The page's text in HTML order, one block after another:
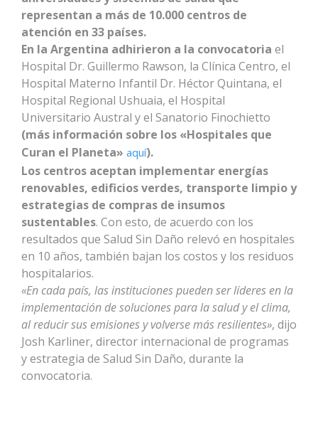
representan a más de 10.000 centros de
atención en 33 países.
En la Argentina adhirieron a la convocatoria el
Hospital Dr. Guillermo Rawson, la Clínica Centro, el
Hospital Materno Infantil Dr. Héctor Quintana, el
Hospital Regional Ushuaia, el Hospital
Universitario Austral y el Sanatorio Finochietto
(más información sobre los «Hospitales que
Curan el Planeta» aquí).
Los centros aceptan implementar energías
renovables, edificios verdes, transporte limpio y
estrategias de compras de insumos
sustentables. Con esto, de acuerdo con los
resultados que Salud Sin Daño relevó en hospitales
en 10 años, también bajan los costos y los residuos
hospitalarios.
«En cada país, las instituciones pueden ser líderes en la
implementación de soluciones para la salud y el clima,
al reducir sus emisiones y volverse más resilientes», dijo
Josh Karliner, director internacional de programas
y estrategia de Salud Sin Daño, durante la
convocatoria.